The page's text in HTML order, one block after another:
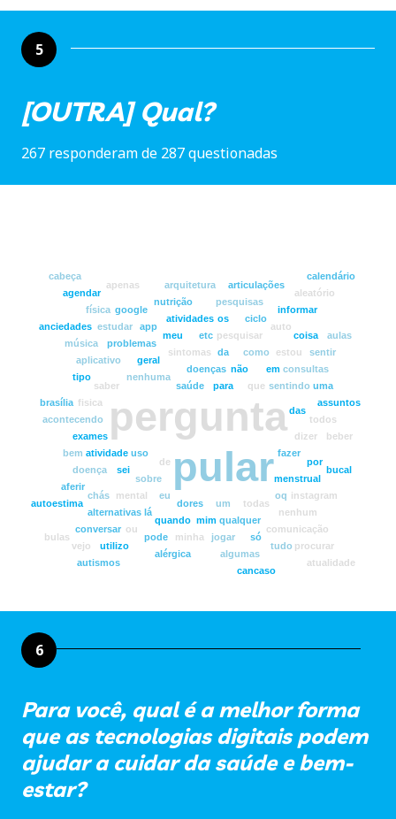
5
[OUTRA] Qual?
267 responderam de 287 questionadas
pergunta
pular
saúde para
de
nenhuma
doenças não
que
sobre
uso
geral
sintomas como
da
em
mental eu
problemas
sei
todas
um
dores
meu pesquisar
sentindo
alternativas
atividade
estou
estudar
fazer
menstrual
nenhum
oq
qualquer
quando
saber
aplicativo
app
atividades
auto
chás
ciclo
coisa
comunicação
consultas
conversar
das
dizer
doença
etc
exames
fisica
física google informar
instagram
jogar
lá
mim
minha
música
nutrição
os
ou
pesquisas
pode
por
procurar
sentir
só
tipo
todos
tudo
uma
utilizo
vejo
acontecendo
aferir
agendar aleatório
algumas
alérgica
anciedades
apenas arquitetura articulações
assuntos
atualidade
aulas
autismos
autoestima
beber
bem
brasília
bucal
bulas
cabeça calendário
cancaso
6
Para você, qual é a melhor forma
que as tecnologias digitais podem
ajudar a cuidar da saúde e bem-
estar?